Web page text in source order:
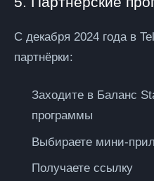
С декабря 2024 года в
партнёрки:
Заходите в Баланс
программы
Выбираете мини-
Получаете ссылку